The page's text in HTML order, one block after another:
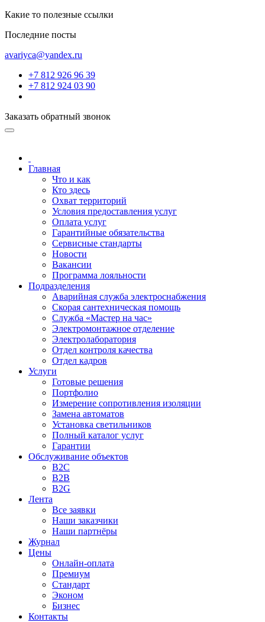
Какие то полезные ссылки
Последние посты
avariyca@yandex.ru
+7 812 926 96 39
+7 812 924 03 90
Заказать обратный звонок
Главная
Что и как
Кто здесь
Охват территорий
Условия предоставления услуг
Оплата услуг
Гарантийные обязательства
Сервисные стандарты
Новости
Вакансии
Программа лояльности
Подразделения
Аварийная служба электроснабжения
Скорая сантехническая помощь
Служба «Мастер на час»
Электромонтажное отделение
Электролаборатория
Отдел контроля качества
Отдел кадров
Услуги
Готовые решения
Портфолио
Измерение сопротивления изоляции
Замена автоматов
Установка светильников
Полный каталог услуг
Гарантии
Обслуживание объектов
B2C
B2B
B2G
Лента
Все заявки
Наши заказчики
Наши партнёры
Журнал
Цены
Онлайн-оплата
Премиум
Стандарт
Эконом
Бизнес
Контакты